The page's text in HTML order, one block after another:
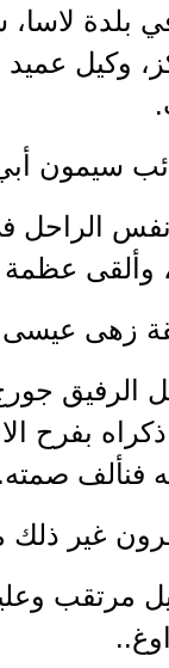
لاسا،
وكيل
سيمون
الراحل في
وألقى
زهى عيسى
جورج
بفرح
فنألف
غير ذلك
مرتقب